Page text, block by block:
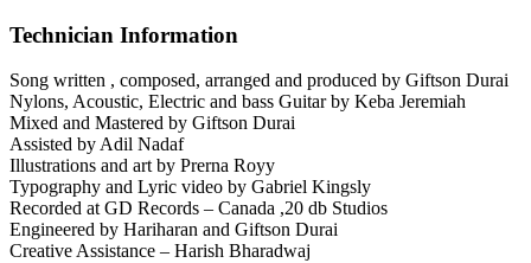
Technician Information
Song written , composed, arranged and produced by Giftson Durai
Nylons, Acoustic, Electric and bass Guitar by Keba Jeremiah
Mixed and Mastered by Giftson Durai
Assisted by Adil Nadaf
Illustrations and art by Prerna Royy
Typography and Lyric video by Gabriel Kingsly
Recorded at GD Records – Canada ,20 db Studios
Engineered by Hariharan and Giftson Durai
Creative Assistance – Harish Bharadwaj